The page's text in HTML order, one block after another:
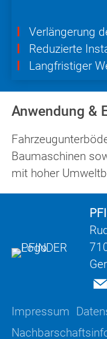
Verlängerung
Reduzierte
Langfristiger
Anwendung &
Baumaschinen
mit hoher
Impressum